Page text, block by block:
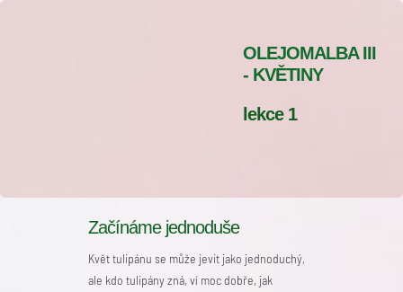
OLEJOMALBA III
- KVĚTINY
lekce 1
Začínáme jednoduše
Květ tulipánu se může jevit jako jednoduchý,
ale kdo tulipány zná, ví moc dobře, jak